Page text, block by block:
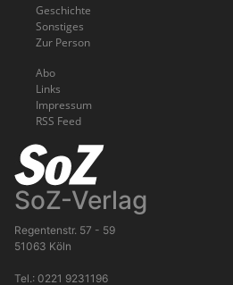
Geschichte
Sonstiges
Zur Person
Abo
Links
Impressum
RSS Feed
SoZ-Verlag
Regentenstr. 57 - 59
51063 Köln
Tel.: 0221 9231196